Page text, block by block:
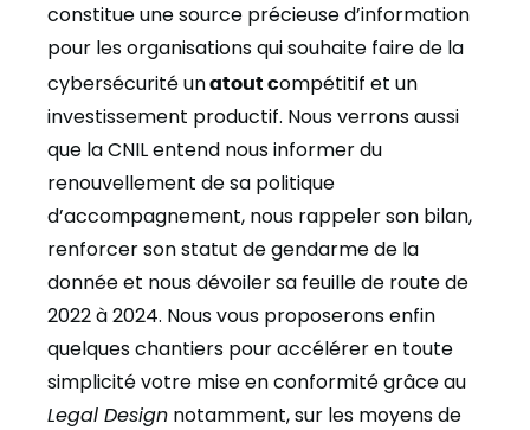
constitue une source précieuse d’information
pour les organisations qui souhaite faire de la
cybersécurité unatout compétitif et un
investissement productif. Nous verrons aussi
que la CNIL entend nous informer du
renouvellement de sa politique
d’accompagnement, nous rappeler son bilan,
renforcer son statut de gendarme de la
donnée et nous dévoiler sa feuille de route de
2022 à 2024. Nous vous proposerons enfin
quelques chantiers pour accélérer en toute
simplicité votre mise en conformité grâce au
Legal Design notamment, sur les moyens de